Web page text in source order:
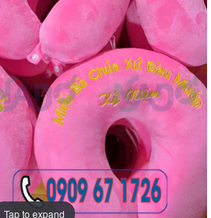
Tap to expand
Tap to expand